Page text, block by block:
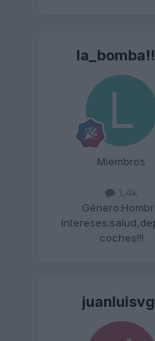
Miembros
1,4k
Género:
Intereses:
coches!!!
juanluisvg